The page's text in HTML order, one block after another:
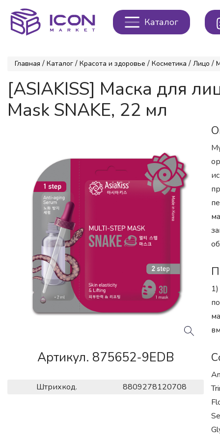
Каталог
Главная / Каталог / Красота и здоровье / Косметика / Лицо /
[ASIAKISS] Маска для
Mask SNAKE, 22 мл
Артикул. 875652-9EDB
Штрихкод. 8809278120708